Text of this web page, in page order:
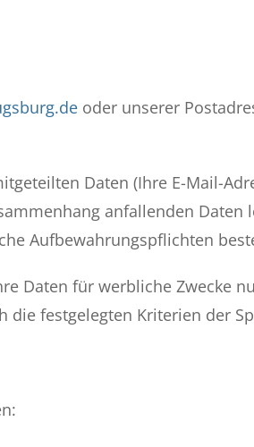
oder unserer
Daten (Ihre E-Mail-
anfallenden Daten
Aufbewahrungspflichten
Daten für werbliche Zwecke
festgelegten Kriterien der